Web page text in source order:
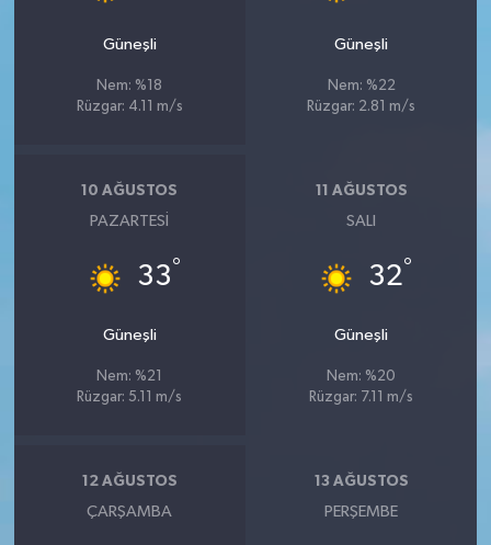
Güneşli
Nem: %18
Rüzgar: 4.11 m/s
Güneşli
Nem: %22
Rüzgar: 2.81 m/s
10 AĞUSTOS
PAZARTESI
33°
Güneşli
Nem: %21
Rüzgar: 5.11 m/s
11 AĞUSTOS
SALI
32°
Güneşli
Nem: %20
Rüzgar: 7.11 m/s
12 AĞUSTOS
ÇARŞAMBA
13 AĞUSTOS
PERŞEMBE